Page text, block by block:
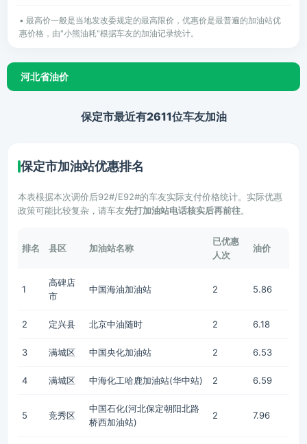
• 最高价一般是当地发改委规定的最高限价，优惠价是最普遍的加油站优
惠价格，由"小熊油耗"根据车友的加油记录统计。
河北省油价
保定市最近有2611位车友加油
保定市加油站优惠排名
本表根据本次调价后92#/E92#的车友实际支付价格统计。实际优惠
政策可能比较复杂，请车友先打加油站电话核实后再前往。
排名 县区 加油站名称
已优惠
人次
油价
1
高碑店
市
中国海油加油站 2 5.86
2 定兴县 北京中油随时 2 6.18
3 满城区 中国央化加油站 2 6.53
4 满城区 中海化工哈鹿加油站(华中站) 2 6.59
5 竞秀区
中国石化(河北保定朝阳北路
桥西加油站)
2 7.96